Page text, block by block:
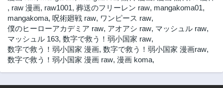
, raw 漫画, raw1001, 葬送のフリーレン raw, mangakoma01,
mangakoma, 呪術廻戦 raw, ワンピース raw,
僕のヒーローアカデミア raw, アオアシ raw, マッシュル raw,
マッシュル 163, 数字で救う！弱小国家 raw,
数字で救う！弱小国家 漫画, 数字で救う！弱小国家 漫画raw,
数字で救う！弱小国家 漫画 raw, 漫画 koma,